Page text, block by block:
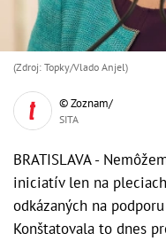
(Zdroj: Topky/Vlado Anjel)
© Zoznam/
SITA
BRATISLAVA -
iniciatív len na
odkázaných na
Konštatovala to dnes